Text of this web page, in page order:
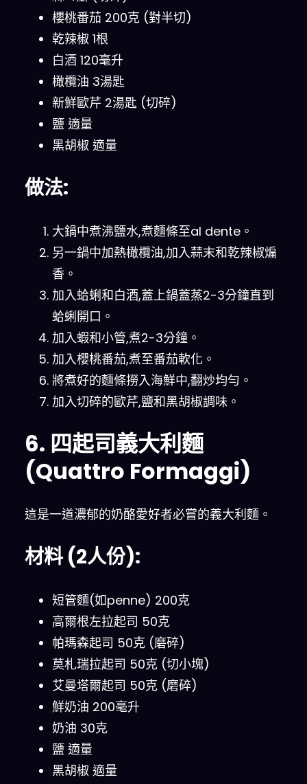
櫻桃番茄 200克 (對半切)
乾辣椒 1根
白酒 120毫升
橄欖油 3湯匙
新鮮歐芹 2湯匙 (切碎)
鹽 適量
黑胡椒 適量
做法:
大鍋中煮沸鹽水,煮麵條至al dente。
另一鍋中加熱橄欖油,加入蒜末和乾辣椒煸
香。
加入蛤蜊和白酒,蓋上鍋蓋蒸2-3分鐘直到
蛤蜊開口。
加入蝦和小管,煮2-3分鐘。
加入櫻桃番茄,煮至番茄軟化。
將煮好的麵條撈入海鮮中,翻炒均勻。
加入切碎的歐芹,鹽和黑胡椒調味。
6. 四起司義大利麵
(Quattro Formaggi)
這是一道濃郁的奶酪愛好者必嘗的義大利麵。
材料 (2人份):
短管麵(如penne) 200克
高爾根左拉起司 50克
帕瑪森起司 50克 (磨碎)
莫札瑞拉起司 50克 (切小塊)
艾曼塔爾起司 50克 (磨碎)
鮮奶油 200毫升
奶油 30克
鹽 適量
黑胡椒 適量